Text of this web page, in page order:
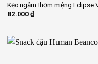
Kẹo ngậm thơm miệng Eclipse
82.000₫